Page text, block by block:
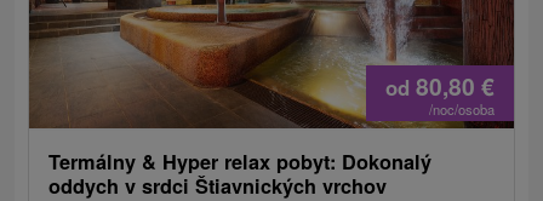
od 80,80 €
/noc/osoba
Termálny & Hyper relax pobyt: Dokonalý
oddych v srdci Štiavnických vrchov